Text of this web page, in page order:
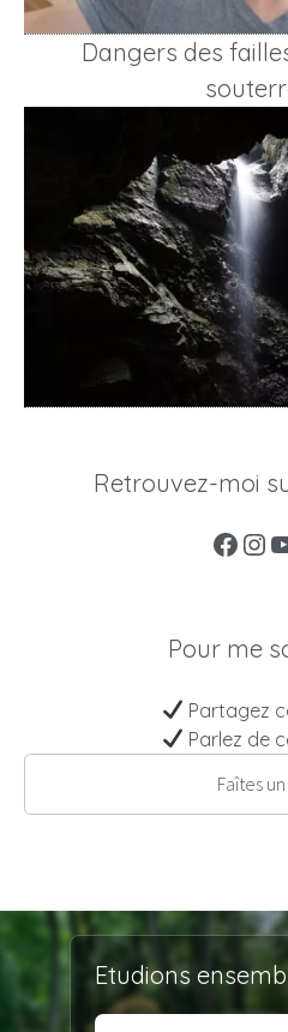
Dangers des
Retrouvez-moi
Pour me
Partagez
Parlez de
Faîtes
Etudions